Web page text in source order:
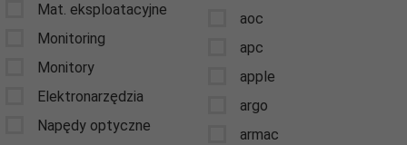
Mat. eksploatacyjne
Monitoring
Monitory
Elektronarzędzia
Napędy optyczne
aoc
apc
apple
argo
armac